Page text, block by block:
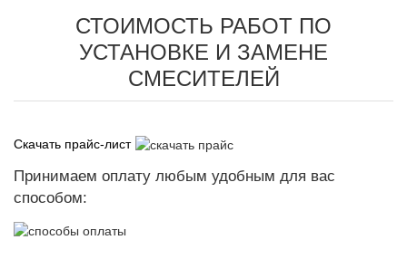
СТОИМОСТЬ РАБОТ ПО
УСТАНОВКЕ И ЗАМЕНЕ
СМЕСИТЕЛЕЙ
Скачать прайс-лист
Принимаем оплату любым удобным для вас
способом: